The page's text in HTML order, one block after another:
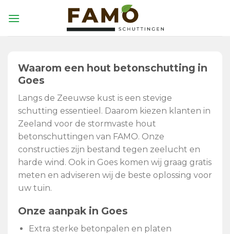
Waarom een hout betonschutting in
Goes
Langs de Zeeuwse kust is een stevige
schutting essentieel. Daarom kiezen klanten in
Zeeland voor de stormvaste hout
betonschuttingen van FAMO. Onze
constructies zijn bestand tegen zeelucht en
harde wind. Ook in Goes komen wij graag gratis
meten en adviseren wij de beste oplossing voor
uw tuin.
Onze aanpak in Goes
Extra sterke betonpalen en platen